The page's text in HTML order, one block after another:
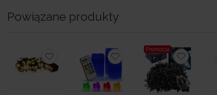
Powiązane produkty
Promocja